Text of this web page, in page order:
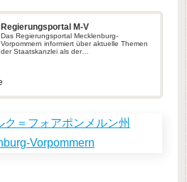
Regierungsportal M-V
Das Regierungsportal Mecklenburg-
Vorpommern informiert über aktuelle Themen
der Staatskanzlei als der